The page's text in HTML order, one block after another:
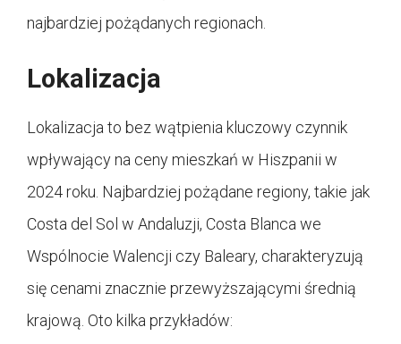
najbardziej pożądanych regionach.
Lokalizacja
Lokalizacja to bez wątpienia kluczowy czynnik
wpływający na ceny mieszkań w Hiszpanii w
2024 roku. Najbardziej pożądane regiony, takie jak
Costa del Sol w Andaluzji, Costa Blanca we
Wspólnocie Walencji czy Baleary, charakteryzują
się cenami znacznie przewyższającymi średnią
krajową. Oto kilka przykładów: